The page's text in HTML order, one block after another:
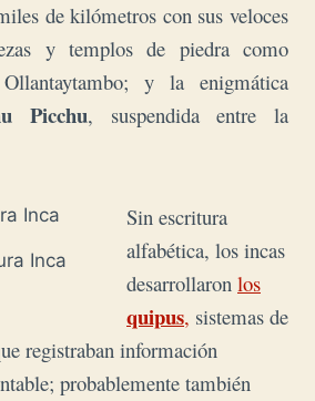
de kilómetros con sus veloces
y templos de piedra como
y la enigmática
Picchu, suspendida entre la
Inca
Sin escritura
alfabética, los incas
desarrollaron los
quipus, sistemas de
registraban información
probablemente también